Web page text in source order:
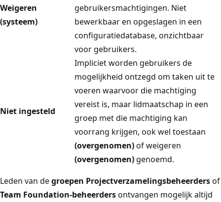
Weigeren
(systeem)
gebruikersmachtigingen. Niet
bewerkbaar en opgeslagen in een
configuratiedatabase, onzichtbaar
voor gebruikers.
Niet ingesteld
Impliciet worden gebruikers de
mogelijkheid ontzegd om taken uit te
voeren waarvoor die machtiging
vereist is, maar lidmaatschap in een
groep met die machtiging kan
voorrang krijgen, ook wel toestaan
(overgenomen)of weigeren
(overgenomen) genoemd.
Leden van degroepen Projectverzamelingsbeheerdersof
Team Foundation-beheerdersontvangen mogelijk altijd